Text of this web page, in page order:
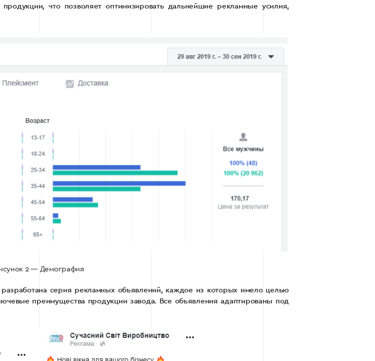
что позволяет оптимизировать дальнейшие рекламные усилия,
2 — Демография
серия рекламных объявлений, каждое из которых имело целью
преимущества продукции завода. Все объявления адаптированы под